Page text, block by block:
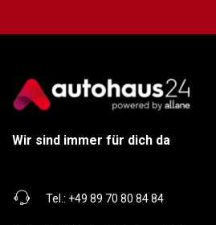
Wir sind immer für dich da
Tel.: +49 89 70 80 84 84